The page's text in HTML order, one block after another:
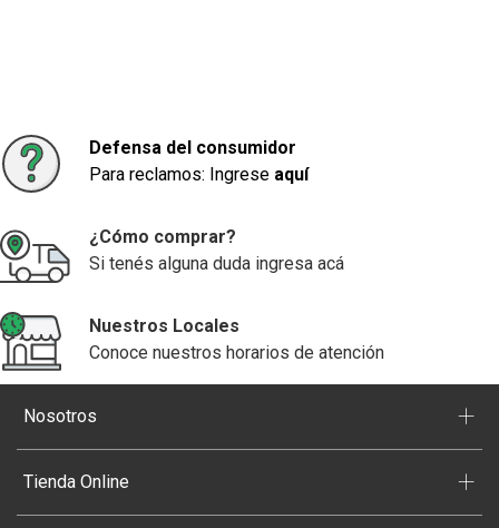
Defensa del consumidor
Para reclamos: Ingrese aquí
¿Cómo comprar?
Si tenés alguna duda ingresa acá
Nuestros Locales
Conoce nuestros horarios de atención
Nosotros +
Tienda Online +